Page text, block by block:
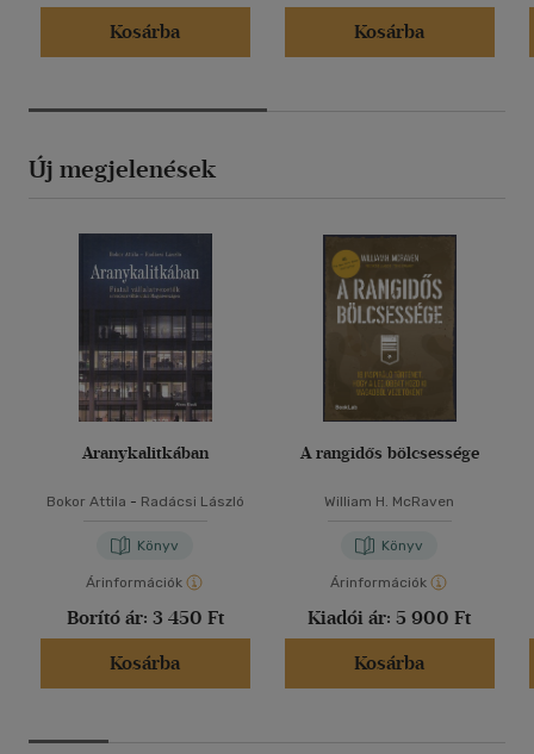
Kosárba
Kosárba
Új megjelenések
Aranykalitkában
Bokor Attila - Radácsi László
Könyv
Árinformációk
Borító ár: 3 450 Ft
Kosárba
A rangidős bölcsessége
William H. McRaven
Könyv
Árinformációk
Kiadói ár: 5 900 Ft
Kosárba